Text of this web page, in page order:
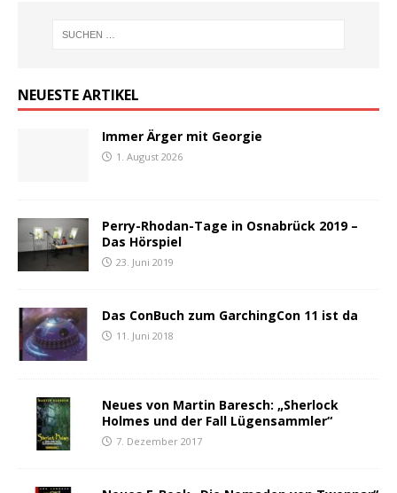
NEUESTE ARTIKEL
Immer Ärger mit Georgie
1. August 2026
Perry-Rhodan-Tage in Osnabrück 2019 –
Das Hörspiel
23. Juni 2019
Das ConBuch zum GarchingCon 11 ist da
11. Juni 2018
Neues von Martin Baresch: „Sherlock
Holmes und der Fall Lügensammler“
7. Dezember 2017